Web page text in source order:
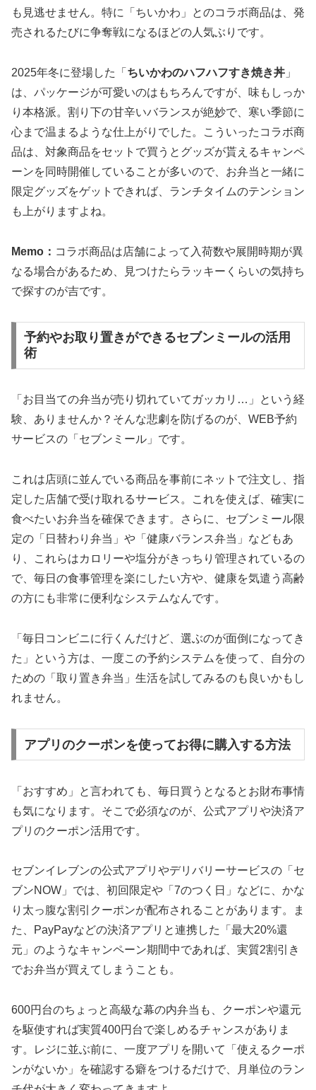
も見逃せません。特に「ちいかわ」とのコラボ商品は、発
売されるたびに争奪戦になるほどの人気ぶりです。
2025年冬に登場した「 ちいかわのハフハフすき焼き丼 」
は、パッケージが可愛いのはもちろんですが、味もしっか
り本格派。割り下の甘辛いバランスが絶妙で、寒い季節に
心まで温まるような仕上がりでした。こういったコラボ商
品は、対象商品をセットで買うとグッズが貰えるキャンペ
ーンを同時開催していることが多いので、お弁当と一緒に
限定グッズをゲットできれば、ランチタイムのテンション
も上がりますよね。
Memo： コラボ商品は店舗によって入荷数や展開時期が異
なる場合があるため、見つけたらラッキーくらいの気持ち
で探すのが吉です。
予約やお取り置きができるセブンミールの活用
術
「お目当ての弁当が売り切れていてガッカリ…」という経
験、ありませんか？そんな悲劇を防げるのが、WEB予約
サービスの「セブンミール」です。
これは店頭に並んでいる商品を事前にネットで注文し、指
定した店舗で受け取れるサービス。これを使えば、確実に
食べたいお弁当を確保できます。さらに、セブンミール限
定の「日替わり弁当」や「健康バランス弁当」などもあ
り、これらはカロリーや塩分がきっちり管理されているの
で、毎日の食事管理を楽にしたい方や、健康を気遣う高齢
の方にも非常に便利なシステムなんです。
「毎日コンビニに行くんだけど、選ぶのが面倒になってき
た」という方は、一度この予約システムを使って、自分の
ための「取り置き弁当」生活を試してみるのも良いかもし
れません。
アプリのクーポンを使ってお得に購入する方法
「おすすめ」と言われても、毎日買うとなるとお財布事情
も気になります。そこで必須なのが、公式アプリや決済ア
プリのクーポン活用です。
セブンイレブンの公式アプリやデリバリーサービスの「セ
ブンNOW」では、初回限定や「7のつく日」などに、かな
り太っ腹な割引クーポンが配布されることがあります。ま
た、PayPayなどの決済アプリと連携した「最大20%還
元」のようなキャンペーン期間中であれば、実質2割引き
でお弁当が買えてしまうことも。
600円台のちょっと高級な幕の内弁当も、クーポンや還元
を駆使すれば実質400円台で楽しめるチャンスがありま
す。レジに並ぶ前に、一度アプリを開いて「使えるクーポ
ンがないか」を確認する癖をつけるだけで、月単位のラン